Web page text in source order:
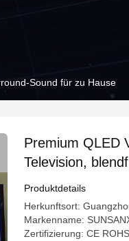
Sound für zu Hause
Premium QLED
Television,
Surround-Sound
Produktdetails
Herkunftsort:
Markenname:
Zertifizierung: CE